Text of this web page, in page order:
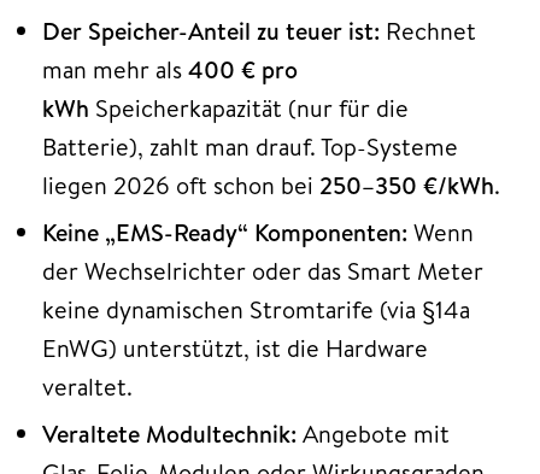
Der Speicher-Anteil zu teuer ist: Rechnet
man mehr als400 € pro
kWh Speicherkapazität (nur für die
Batterie), zahlt man drauf. Top-Systeme
liegen 2026 oft schon bei 250–350 €/kWh.
Keine „EMS-Ready“ Komponenten: Wenn
der Wechselrichter oder das Smart Meter
keine dynamischen Stromtarife (via §14a
EnWG) unterstützt, ist die Hardware
veraltet.
Veraltete Modultechnik: Angebote mit